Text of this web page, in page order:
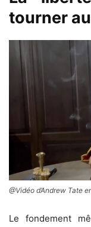
tourner
@Vidéo d’Andrew Tate
Le fondement